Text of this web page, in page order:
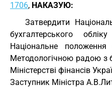
1706, НАКАЗУЮ:
Затвердити
бухгалтерського
Національне
Методологічною радою з
Міністерстві фінансів
Заступник Міністра